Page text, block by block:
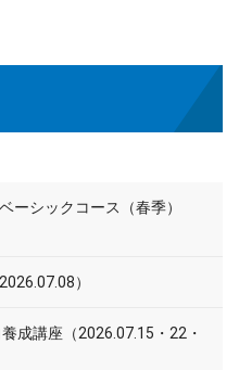
シックコース（春季）
）
成講座（2026.07.15・22・